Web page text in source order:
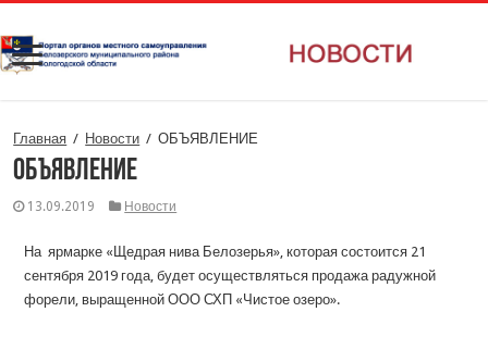
Главная / Новости / ОБЪЯВЛЕНИЕ
ОБЪЯВЛЕНИЕ
13.09.2019 Новости
На ярмарке «Щедрая нива Белозерья», которая состоится 21
сентября 2019 года, будет осуществляться продажа радужной
форели, выращенной ООО СХП «Чистое озеро».